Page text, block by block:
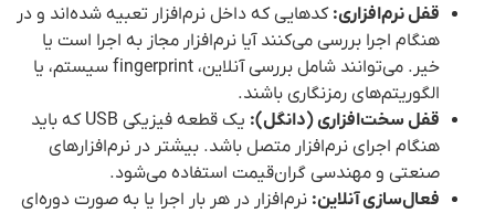
قفل نرم‌افزاری: کدهایی که داخل نرم‌افزار تعبیه شده‌اند و در
هنگام اجرا بررسی می‌کنند آیا نرم‌افزار مجاز به اجرا است یا
خیر. می‌توانند شامل بررسی آنلاین، fingerprint سیستم، یا
الگوریتم‌های رمزنگاری باشند.
قفل سخت‌افزاری (دانگل):
یک قطعه فیزیکی USB که باید
هنگام اجرای نرم‌افزار متصل باشد. بیشتر در نرم‌افزارهای
صنعتی و مهندسی گران‌قیمت استفاده می‌شود.
فعال‌سازی آنلاین: نرم‌افزار در هر بار اجرا یا به صورت دوره‌ای